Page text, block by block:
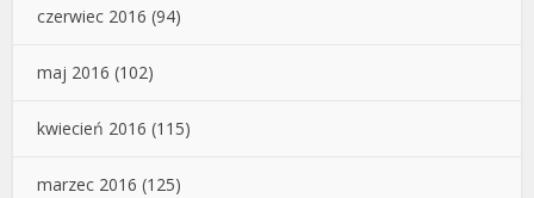
czerwiec 2016 (94)
maj 2016 (102)
kwiecień 2016 (115)
marzec 2016 (125)